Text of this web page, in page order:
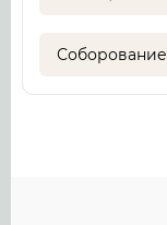
Соборование